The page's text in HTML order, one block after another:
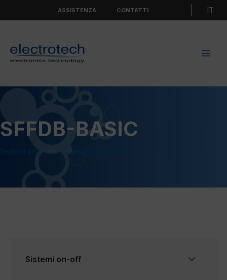
ASSISTENZA CONTATTI
Scegli
SFFDB-BASIC
Sistemi antincendio/antiallagamento
Sistemi on-off